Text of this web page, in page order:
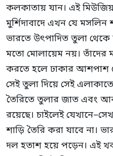
কলকাতায় যান। এই
মুর্শিদাবাদে এখন যে মসলিন
ভারতে উৎপাদিত তুলা
মতো মোলায়েম নয়। তাঁদের
করতে হলে ঢাকার আশপাশ
সেই তুলা দিয়ে সেই
তৈরিতে তুলার জাত এবং
রয়েছে। চাইলেই
শাড়ি তৈরি করা যাবে না।
দল হতাশ হয়ে পড়েন। এই